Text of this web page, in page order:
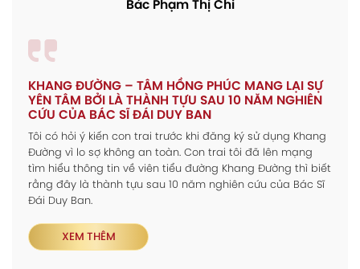
Bác Phạm Thị Chi
KHANG ĐƯỜNG – TÂM HỒNG PHÚC MANG LẠI SỰ
YÊN TÂM BỞI LÀ THÀNH TỰU SAU 10 NĂM NGHIÊN
CỨU CỦA BÁC SĨ ĐÁI DUY BAN
Tôi có hỏi ý kiến con trai trước khi đăng ký sử dụng Khang
Đường vì lo sợ không an toàn. Con trai tôi đã lên mạng
tìm hiểu thông tin về viên tiểu đường Khang Đường thì biết
rằng đây là thành tựu sau 10 năm nghiên cứu của Bác Sĩ
Đái Duy Ban.
XEM THÊM